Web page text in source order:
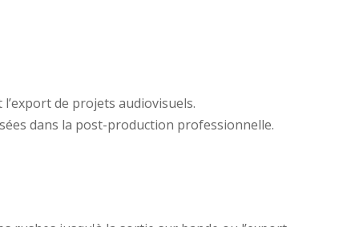
de projets audiovisuels.
dans la post-production professionnelle.